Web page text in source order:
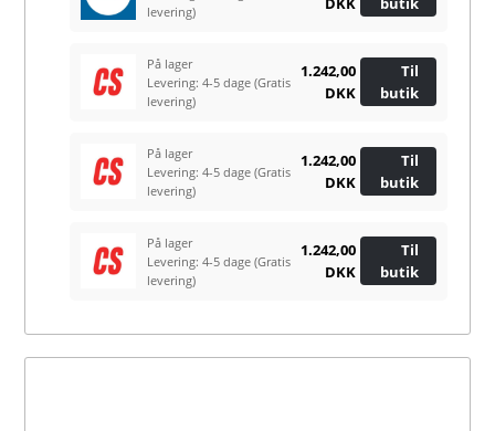
levering)
På lager
Levering: 4-5 dage(Gratis
levering)
1.242,00
DKK
Til
butik
På lager
Levering: 4-5 dage(Gratis
levering)
1.242,00
DKK
Til
butik
På lager
Levering: 4-5 dage(Gratis
levering)
1.242,00
DKK
Til
butik